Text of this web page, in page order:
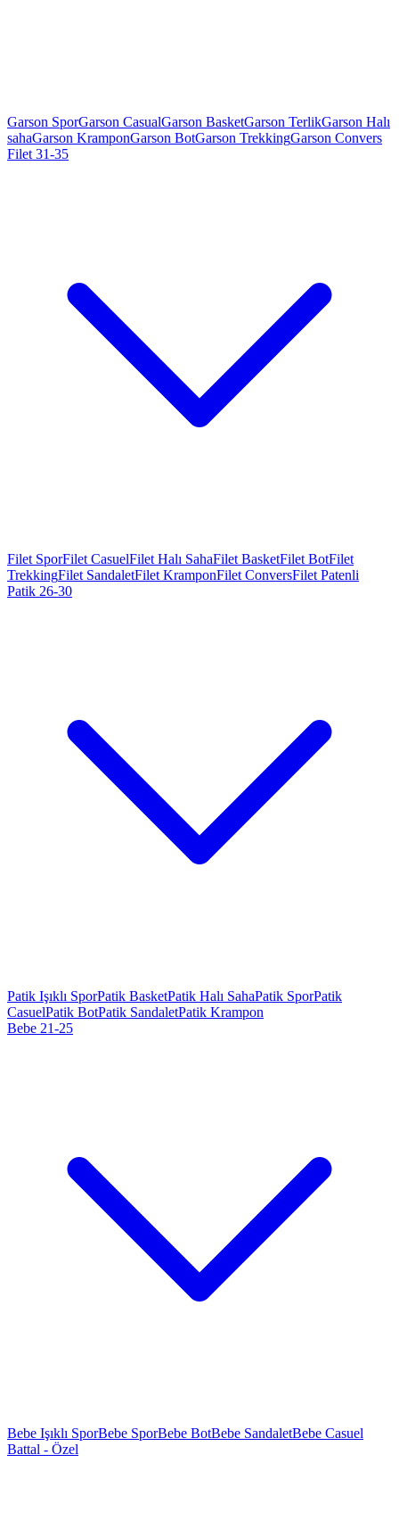
Garson SporGarson CasualGarson BasketGarson TerlikGarson Halı
sahaGarson KramponGarson BotGarson TrekkingGarson Convers
Filet 31-35
Filet SporFilet CasuelFilet Halı SahaFilet BasketFilet BotFilet
TrekkingFilet SandaletFilet KramponFilet ConversFilet Patenli
Patik 26-30
Patik Işıklı SporPatik BasketPatik Halı SahaPatik SporPatik
CasuelPatik BotPatik SandaletPatik Krampon
Bebe 21-25
Bebe Işıklı SporBebe SporBebe BotBebe SandaletBebe Casuel
Battal - Özel